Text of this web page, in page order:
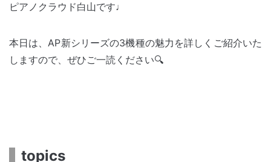
ピアノクラウド白山です♩
本日は、AP新シリーズの3機種の魅力を詳しくご紹介いた
しますので、ぜひご一読ください🔍
topics